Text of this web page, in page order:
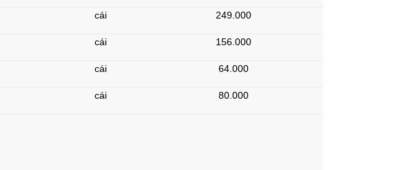
cái 249.000
cái 156.000
cái 64.000
cái 80.000